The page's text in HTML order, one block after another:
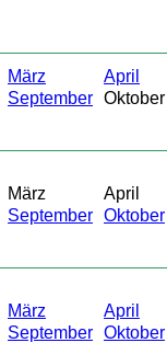
März April
September Oktober
März April
September Oktober
März April
September Oktober